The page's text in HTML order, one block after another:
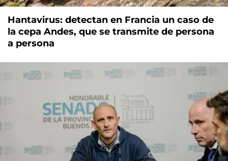
Hantavirus: detectan en Francia un caso de
la cepa Andes, que se transmite de persona
a persona